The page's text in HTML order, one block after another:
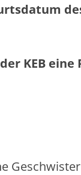
KEB eine